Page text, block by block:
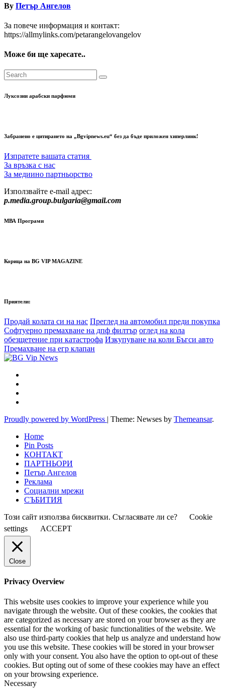
By Петър Ангелов
За повече информация и контакт:
https://allmylinks.com/petarangelovangelov
Може би ще харесате..
Луксозни арабски парфюми
Забранено е цитирането на „Bgvipnews.eu“ без да бъде приложен хиперлинк!
Изпратете вашата статия
За връзка с нас
За медиино партньорство
Използвайте e-mail адрес:
p.media.group.bulgaria@gmail.com
МВА Програми
Корица на BG VIP MAGAZINE
Приятели:
Продай колата си на нас Преглед на автомобил преди покупка
Софтуерно премахване на дпф филтър оглед на кола
обезщетение при катастрофа Изкупуване на коли Бъгси авто
Премахване на егр клапан
Proudly powered by WordPress | Theme: Newses by Themeansar.
Home
Pin Posts
КОНТАКТ
ПАРТНЬОРИ
Петър Ангелов
Реклама
Социални мрежи
СЪБИТИЯ
Този сайт използва бисквитки. Съгласявате ли се?
Cookie
settings
ACCEPT
Close
Privacy Overview
This website uses cookies to improve your experience while you
navigate through the website. Out of these cookies, the cookies that
are categorized as necessary are stored on your browser as they are
essential for the working of basic functionalities of the website. We
also use third-party cookies that help us analyze and understand how
you use this website. These cookies will be stored in your browser
only with your consent. You also have the option to opt-out of these
cookies. But opting out of some of these cookies may have an effect
on your browsing experience.
Necessary